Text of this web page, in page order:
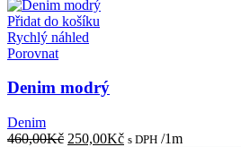
Přidat do košíku
Rychlý náhled
Porovnat
Denim modrý
Denim
460,00Kč Původní
250,00KčAktuální
s DPH /1m